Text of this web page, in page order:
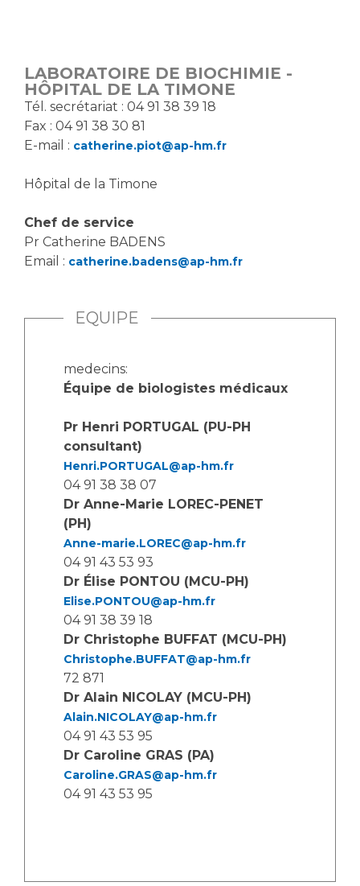
LABORATOIRE DE BIOCHIMIE -
HÔPITAL DE LA TIMONE
Tél. secrétariat : 04 91 38 39 18
Fax : 04 91 38 30 81
E-mail : catherine.piot@ap-hm.fr
Hôpital de la Timone
Chef de service
Pr Catherine BADENS
Email : catherine.badens@ap-hm.fr
EQUIPE
medecins:
Équipe de biologistes médicaux
Pr Henri PORTUGAL (PU-PH
consultant)
Henri.PORTUGAL@ap-hm.fr
04 91 38 38 07
Dr Anne-Marie LOREC-PENET
(PH)
Anne-marie.LOREC@ap-hm.fr
04 91 43 53 93
Dr Élise PONTOU (MCU-PH)
Elise.PONTOU@ap-hm.fr
04 91 38 39 18
Dr Christophe BUFFAT (MCU-PH)
Christophe.BUFFAT@ap-hm.fr
72 871
Dr Alain NICOLAY (MCU-PH)
Alain.NICOLAY@ap-hm.fr
04 91 43 53 95
Dr Caroline GRAS (PA)
Caroline.GRAS@ap-hm.fr
04 91 43 53 95